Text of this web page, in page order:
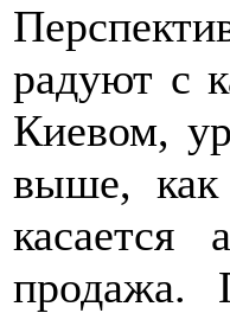
радуют с
Киевом,
выше, как
продажа.